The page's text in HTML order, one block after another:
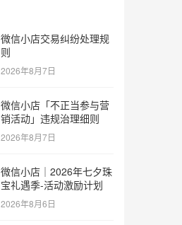
微信小店交易纠纷处理规
则
2026年8月7日
微信小店「不正当参与营
销活动」违规治理细则
2026年8月7日
微信小店｜2026年七夕珠
宝礼遇季-活动激励计划
2026年8月6日